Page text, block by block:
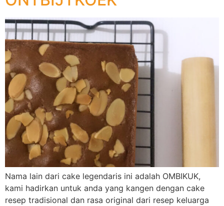
Nama lain dari cake legendaris ini adalah OMBIKUK,
kami hadirkan untuk anda yang kangen dengan cake
resep tradisional dan rasa original dari resep keluarga